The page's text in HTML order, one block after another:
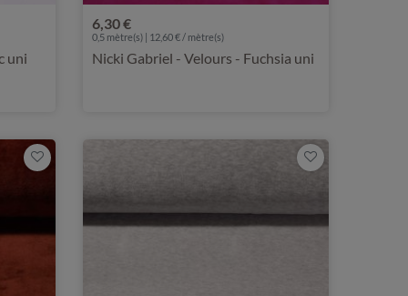
uni
6,30 €
0,5 mètre(s) | 12,60 € / mètre(s)
Nicki Gabriel - Velours - Fuchsia uni